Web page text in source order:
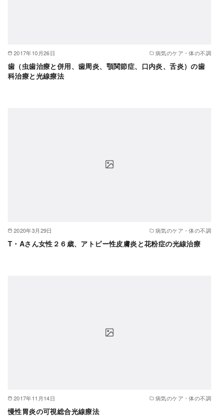
2017年10月26日 病気のケア・体の不調
歯（虫歯治療と併用、歯周炎、顎関節症、口内炎、舌炎）の歯
科治療と光線療法
2020年3月29日 病気のケア・体の不調
T・Aさん女性２６歳、アトピー性皮膚炎と花粉症の光線治療
2017年11月14日 病気のケア・体の不調
慢性胃炎の可視総合光線療法